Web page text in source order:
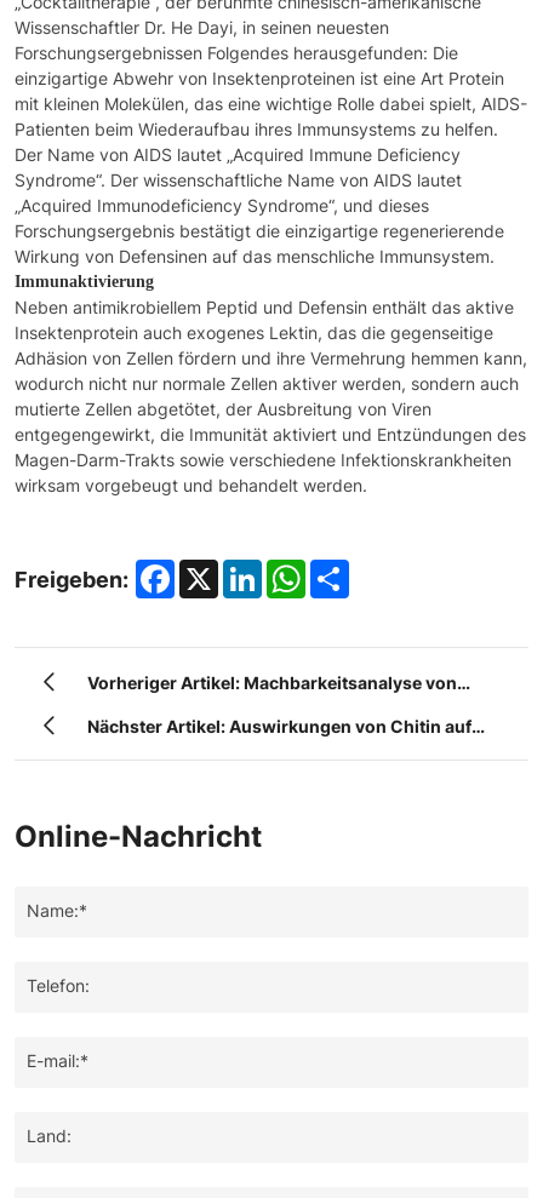
Wissenschaftler Dr. He Dayi, in seinen neuesten
Forschungsergebnissen Folgendes herausgefunden: Die
einzigartige Abwehr von Insektenproteinen ist eine Art Protein
mit kleinen Molekülen, das eine wichtige Rolle dabei spielt, AIDS-
Patienten beim Wiederaufbau ihres Immunsystems zu helfen.
Der Name von AIDS lautet „Acquired Immune Deficiency
Syndrome“. Der wissenschaftliche Name von AIDS lautet
„Acquired Immunodeficiency Syndrome“, und dieses
Forschungsergebnis bestätigt die einzigartige regenerierende
Wirkung von Defensinen auf das menschliche Immunsystem.
Immunaktivierung
Neben antimikrobiellem Peptid und Defensin enthält das aktive
Insektenprotein auch exogenes Lektin, das die gegenseitige
Adhäsion von Zellen fördern und ihre Vermehrung hemmen kann,
wodurch nicht nur normale Zellen aktiver werden, sondern auch
mutierte Zellen abgetötet, der Ausbreitung von Viren
entgegengewirkt, die Immunität aktiviert und Entzündungen des
Magen-Darm-Trakts sowie verschiedene Infektionskrankheiten
wirksam vorgebeugt und behandelt werden.
Freigeben: Facebook
X LinkedInWhatsApp
Vorheriger Artikel: Machbarkeitsanalyse von
Insektenprotein als nachhaltige Ressource in
Nächster Artikel: Auswirkungen von Chitin auf
Online-Nachricht
Name:*
Telefon:
E-mail:*
Land: